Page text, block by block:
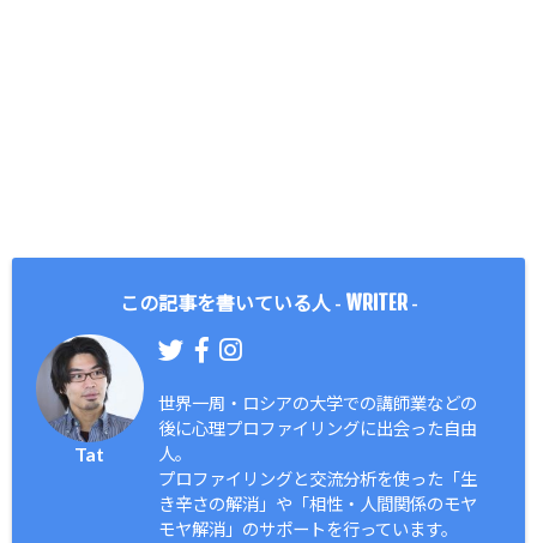
この記事を書いている人 - WRITER-
Tat
世界一周・ロシアの大学での講師業などの
後に心理プロファイリングに出会った自由
人。
プロファイリングと交流分析を使った「生
き辛さの解消」や「相性・人間関係のモヤ
モヤ解消」のサポートを行っています。